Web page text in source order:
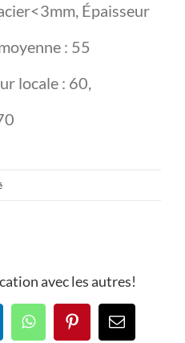
Épaisseur
: 55
locale : 60,
avec les autres!